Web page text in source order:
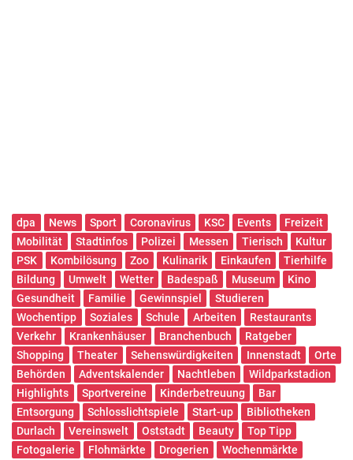
dpa News Sport Coronavirus KSC Events
Freizeit
Mobilität
Stadtinfos Polizei Messen Tierisch
Kultur
PSK
Kombilösung Zoo Kulinarik Einkaufen
Tierhilfe
Bildung
Umwelt Wetter Badespaß Museum
Kino
Gesundheit
Familie Gewinnspiel
Studieren
Wochentipp
Soziales Schule Arbeiten
Restaurants
Verkehr
Krankenhäuser Branchenbuch
Ratgeber
Shopping
Theater Sehenswürdigkeiten Innenstadt
Orte
Behörden
Adventskalender Nachtleben
Wildparkstadion
Highlights
Sportvereine Kinderbetreuung
Bar
Entsorgung
Schlosslichtspiele Start-up
Bibliotheken
Durlach
Vereinswelt Oststadt Beauty
Top Tipp
Fotogalerie
Flohmärkte Drogerien
Wochenmärkte